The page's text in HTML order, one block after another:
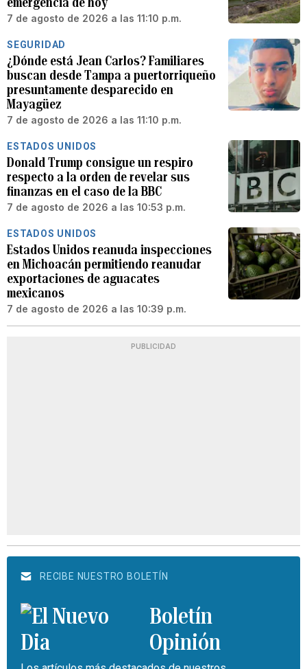
7 de agosto de 2026 a las 11:10 p.m.
SEGURIDAD
¿Dónde está Jean Carlos? Familiares
buscan desde Tampa a puertorriqueño
presuntamente desparecido en
Mayagüez
7 de agosto de 2026 a las 11:10 p.m.
ESTADOS UNIDOS
Donald Trump consigue un respiro
respecto a la orden de revelar sus
finanzas en el caso de la BBC
7 de agosto de 2026 a las 10:53 p.m.
ESTADOS UNIDOS
Estados Unidos reanuda inspecciones
en Michoacán permitiendo reanudar
exportaciones de aguacates
mexicanos
7 de agosto de 2026 a las 10:39 p.m.
PUBLICIDAD
RECIBE NUESTRO BOLETÍN
Boletín
Opinión